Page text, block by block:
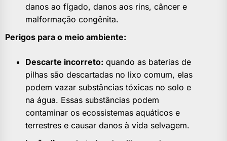
danos ao fígado, danos aos rins, câncer e
malformação congênita.
Perigos para o meio ambiente:
Descarte incorreto: quando as baterias de
pilhas são descartadas no lixo comum, elas
podem vazar substâncias tóxicas no solo e
na água. Essas substâncias podem
contaminar os ecossistemas aquáticos e
terrestres e causar danos à vida selvagem.